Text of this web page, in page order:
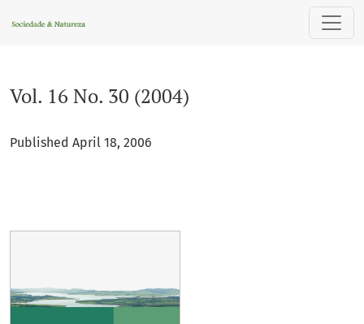
Vol. 16 No. 30 (2004)
Published April 18, 2006